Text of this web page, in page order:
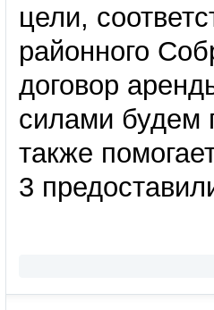
цели,
районного
договор
силами будем
также
3